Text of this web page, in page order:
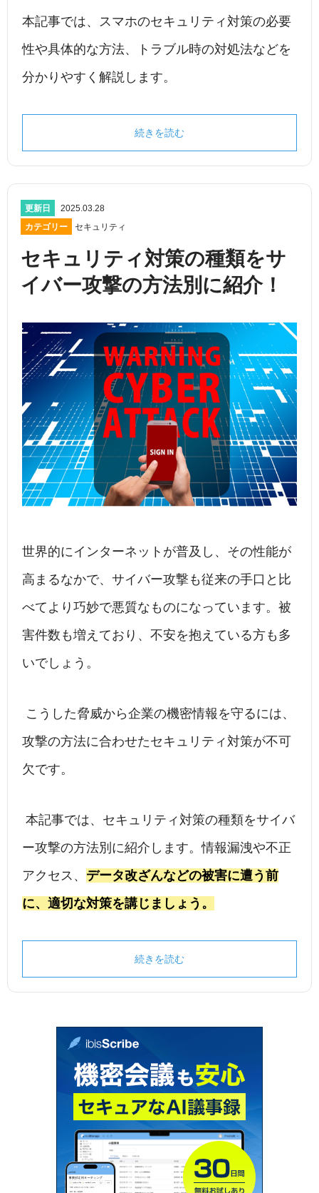
本記事では、スマホのセキュリティ対策の必要
性や具体的な方法、トラブル時の対処法などを
分かりやすく解説します。
続きを読む
更新日
2025.03.28
カテゴリー
セキュリティ
セキュリティ対策の種類をサ
イバー攻撃の方法別に紹介！
世界的にインターネットが普及し、その性能が
高まるなかで、サイバー攻撃も従来の手口と比
べてより巧妙で悪質なものになっています。被
害件数も増えており、不安を抱えている方も多
いでしょう。
こうした脅威から企業の機密情報を守るには、
攻撃の方法に合わせたセキュリティ対策が不可
欠です。
本記事では、セキュリティ対策の種類をサイバ
ー攻撃の方法別に紹介します。情報漏洩や不正
アクセス、 データ改ざんなどの被害に遭う前
に、適切な対策を講じましょう。
続きを読む